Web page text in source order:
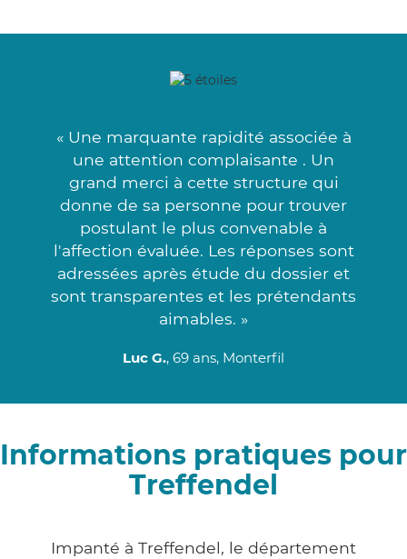
« Une marquante rapidité associée à
une attention complaisante . Un
grand merci à cette structure qui
donne de sa personne pour trouver
postulant le plus convenable à
l'affection évaluée. Les réponses sont
adressées après étude du dossier et
sont transparentes et les prétendants
aimables. »
Luc G., 69 ans, Monterfil
Informations pratiques pour
Treffendel
Impanté à Treffendel, le département